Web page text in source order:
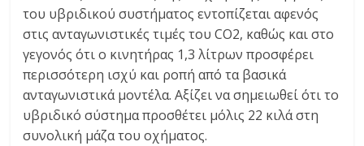
του υβριδικού συστήματος εντοπίζεται αφενός
στις ανταγωνιστικές τιμές του CO2, καθώς και στο
γεγονός ότι ο κινητήρας 1,3 λίτρων προσφέρει
περισσότερη ισχύ και ροπή από τα βασικά
ανταγωνιστικά μοντέλα. Αξίζει να σημειωθεί ότι το
υβριδικό σύστημα προσθέτει μόλις 22 κιλά στη
συνολική μάζα του οχήματος.